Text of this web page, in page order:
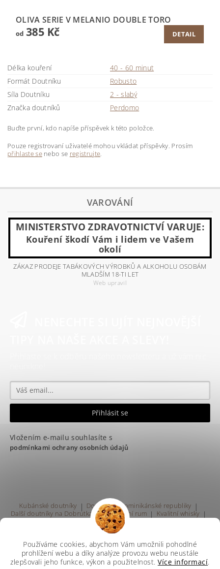
OLIVA SERIE V MELANIO DOUBLE TORO
od385 Kč DETAIL
Délka kouření
40 - 60 minut
Formát Doutníku
Robusto
Síla Doutníku
2 - slabý
Značka doutníků
Perdomo
Buďte první, kdo napíše příspěvek k této položce.
Pouze registrovaní uživatelé mohou vkládat příspěvky. Prosím
přihlaste senebo se registrujte
VAROVÁNÍ
MINISTERSTVO ZDRAVOTNICTVÍ VARUJE:
Kouření škodí Vám i lidem ve Vašem
okolí
ZÁKAZ PRODEJE TABÁKOVÝCH VÝROBKŮ A ALKOHOLU OSOBÁM
MLADŠÍM 18-TI LET
Web upravil
Vložením e-mailu souhlasíte s
podmínkami ochrany osobních údajů
Kubánské doutníky | Doutníky z Dominikánské republiky |
Další doutníky na Dobrutka.eu | Kvalitní rum | Kvalitní whisky |
Prodej rumu Praha
Používáme cookies, abychom Vám umožnili pohodlné
prohlížení webu a díky analýze provozu webu neustále
zlepšovali jeho funkce, výkon a použitelnost.Více informací.